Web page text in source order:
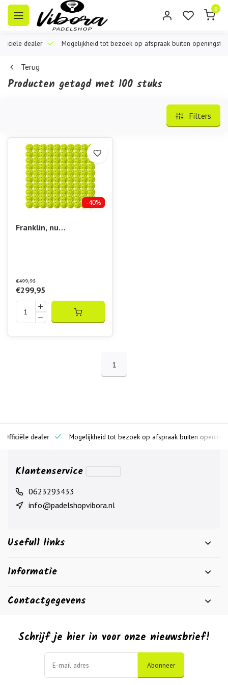
0
dealer Mogelijkheid tot bezoek op afspraak buiten openingstijden
Terug
Producten getagd met 100 stuks
Filters
-40%
Franklin, nu
€499,95
€299,95
1
dealer Mogelijkheid tot bezoek op afspraak buiten openingstijden
Klantenservice
0623293433
info@padelshopvibora.nl
Usefull links
Informatie
Contactgegevens
Schrijf je hier in voor onze nieuwsbrief!
Abonneer